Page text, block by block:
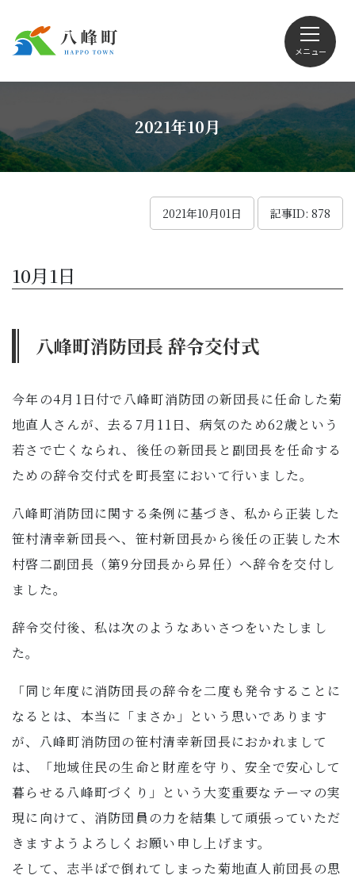
メニュー
Foreign language
くらしの情報
移住・定住
ビジネス・産業
行政情報
2021年10月
2021年10月01日 記事ID: 878
10月1日
八峰町消防団長 辞令交付式
今年の4月1日付で八峰町消防団の新団長に任命した菊
地直人さんが、去る7月11日、病気のため62歳という
若さで亡くなられ、後任の新団長と副団長を任命する
ための辞令交付式を町長室において行いました。
八峰町消防団に関する条例に基づき、私から正装した
笹村清幸新団長へ、笹村新団長から後任の正装した木
村啓二副団長（第9分団長から昇任）へ辞令を交付し
ました。
辞令交付後、私は次のようなあいさつをいたしまし
た。
「同じ年度に消防団長の辞令を二度も発令することに
なるとは、本当に「まさか」という思いであります
が、八峰町消防団の笹村清幸新団長におかれまして
は、「地域住民の生命と財産を守り、安全で安心して
暮らせる八峰町づくり」という大変重要なテーマの実
現に向けて、消防団員の力を結集して頑張っていただ
きますようよろしくお願い申し上げます。
そして、志半ばで倒れてしまった菊地直人前団長の思